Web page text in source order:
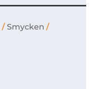
/Smycken /